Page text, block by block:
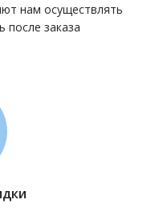
нам осуществлять
после заказа